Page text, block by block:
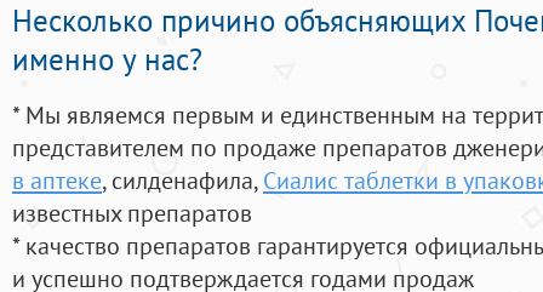
Несколько причино объясняющих
именно у нас?
* Мы являемся первым и единственным на
представителем по продаже препаратов
в аптеке, силденафила, Сиалис таблетки в
известных препаратов
* качество препаратов гарантируется
и успешно подтверждается годами продаж